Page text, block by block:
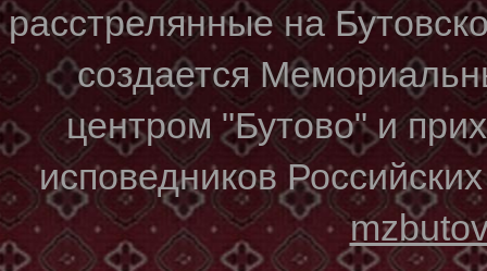
расстрелянные на
создается
центром "Бутово" и
исповедников